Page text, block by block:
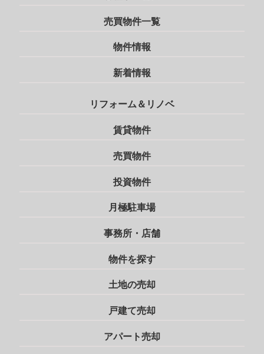
売買物件一覧
物件情報
新着情報
リフォーム＆リノベ
賃貸物件
売買物件
投資物件
月極駐車場
事務所・店舗
物件を探す
土地の売却
戸建て売却
アパート売却